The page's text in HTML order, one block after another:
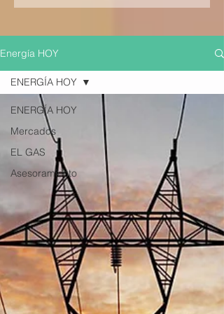
Energía HOY
ENERGÍA HOY
Mercados
EL GAS
Asesoramiento
ENERGÍA HOY